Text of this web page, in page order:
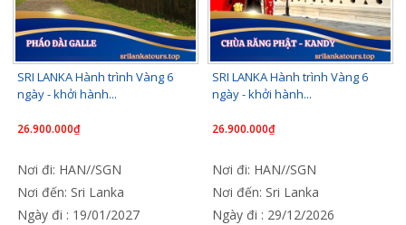
SRI LANKA Hành trình Vàng 6
ngày - khởi hành...
26.900.000₫
Nơi đi: HAN//SGN
Nơi đến: Sri Lanka
Ngày đi : 19/01/2027
SRI LANKA Hành trình Vàng 6
ngày - khởi hành...
26.900.000₫
Nơi đi: HAN//SGN
Nơi đến: Sri Lanka
Ngày đi : 29/12/2026